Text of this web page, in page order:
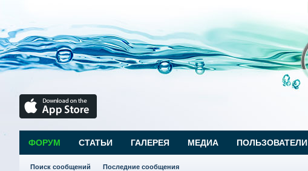
ФОРУМ
Поиск сообщений Последние сообщения
СТАТЬИ ГАЛЕРЕЯ МЕДИА ПОЛЬЗОВАТЕЛИ